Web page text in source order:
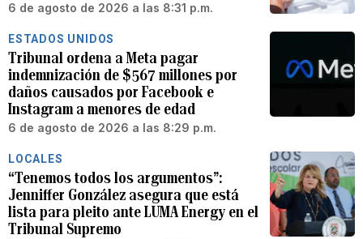
6 de agosto de 2026 a las 8:31 p.m.
ESTADOS UNIDOS
Tribunal ordena a Meta pagar
indemnización de $567 millones por
daños causados por Facebook e
Instagram a menores de edad
6 de agosto de 2026 a las 8:29 p.m.
LOCALES
“Tenemos todos los argumentos”:
Jenniffer González asegura que está
lista para pleito ante LUMA Energy en el
Tribunal Supremo